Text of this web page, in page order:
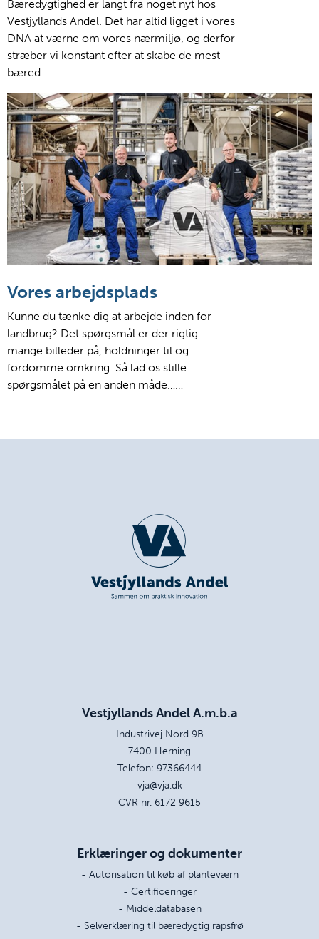
Bæredygtighed er langt fra noget nyt hos
Vestjyllands Andel. Det har altid ligget i vores
DNA at værne om vores nærmiljø, og derfor
stræber vi konstant efter at skabe de mest
bæred…
Vores arbejdsplads
Kunne du tænke dig at arbejde inden for
landbrug? Det spørgsmål er der rigtig
mange billeder på, holdninger til og
fordomme omkring. Så lad os stille
spørgsmålet på en anden måde……
Vestjyllands Andel A.m.b.a
Industrivej Nord 9B
7400 Herning
Telefon: 97366444
vja@vja.dk
CVR nr. 6172 9615
Erklæringer og dokumenter
- Autorisation til køb af planteværn
- Certificeringer
- Middeldatabasen
- Selverklæring til bæredygtig rapsfrø